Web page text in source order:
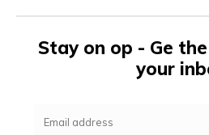
Stay on op - Ge
your